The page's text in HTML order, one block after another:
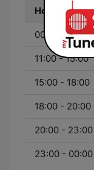
Hora
00:00 - 11:00
11:00 - 15:00
15:00 - 18:00
18:00 - 20:00
20:00 - 23:00
23:00 - 00:00